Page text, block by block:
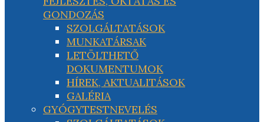
GONDOZÁS
SZOLGÁLTATÁSOK
MUNKATÁRSAK
LETÖLTHETŐ
DOKUMENTUMOK
HÍREK, AKTUALITÁSOK
GALÉRIA
GYÓGYTESTNEVELÉS